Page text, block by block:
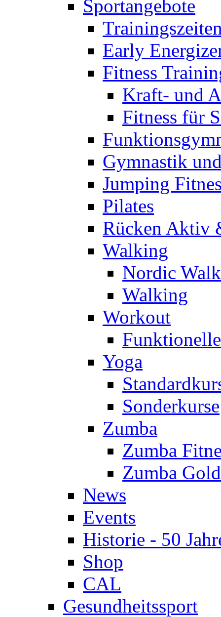
Sportangebote
Early
Fitness
Kraft- und
Fitness für
Gymnastik
Jumping
Pilates
Rücken Aktiv
Walking
Nordic
Walking
Workout
Yoga
Sonderkurse
Zumba
Zumba
Zumba Gold
News
Events
Historie - 50
Shop
CAL
Gesundheitssport